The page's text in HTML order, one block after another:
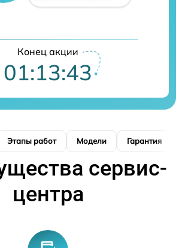
Конец акции
01:13:42
Этапы работ Модели Гарантия
сервис-
центра